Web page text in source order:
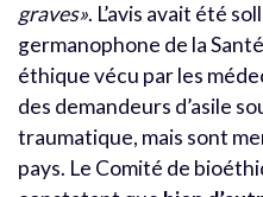
graves». L’avis avait été
germanophone de la
éthique vécu par les
des demandeurs d’asile
traumatique, mais sont
pays. Le Comité de